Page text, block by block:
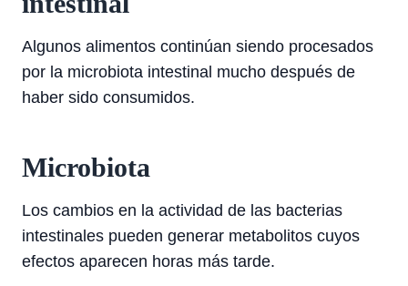
Algunos alimentos continúan siendo procesados
por la microbiota intestinal mucho después de
haber sido consumidos.
Microbiota
Los cambios en la actividad de las bacterias
intestinales pueden generar metabolitos cuyos
efectos aparecen horas más tarde.